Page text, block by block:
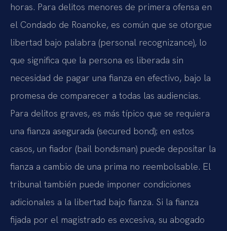
horas. Para delitos menores de primera ofensa en
el Condado de Roanoke, es común que se otorgue
libertad bajo palabra (personal recognizance), lo
que significa que la persona es liberada sin
necesidad de pagar una fianza en efectivo, bajo la
promesa de comparecer a todas las audiencias.
Para delitos graves, es más típico que se requiera
una fianza asegurada (secured bond); en estos
casos, un fiador (bail bondsman) puede depositar la
fianza a cambio de una prima no reembolsable. El
tribunal también puede imponer condiciones
adicionales a la libertad bajo fianza. Si la fianza
fijada por el magistrado es excesiva, su abogado